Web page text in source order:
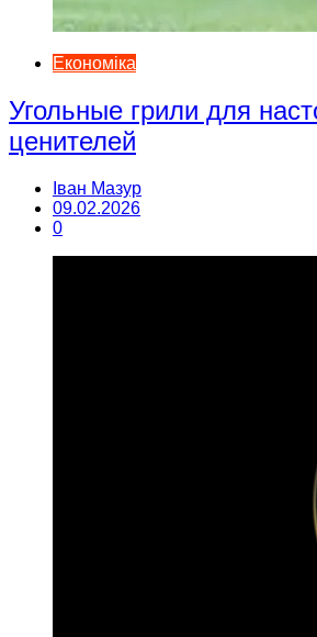
Економіка
Угольные грили для
ценителей
Іван Мазур
09.02.2026
0